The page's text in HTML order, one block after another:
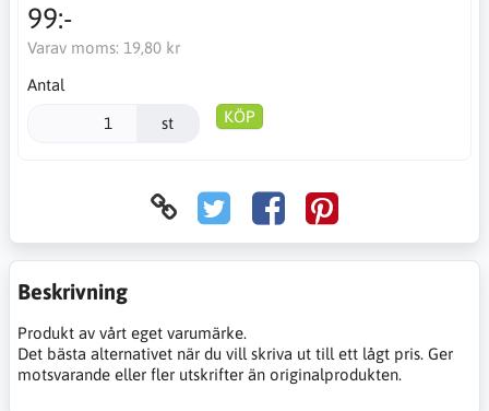
99:-
Varav moms: 19,80 kr
Antal
st KÖP
Beskrivning
Produkt av vårt eget varumärke.
Det bästa alternativet när du vill skriva ut till ett lågt pris. Ger
motsvarande eller fler utskrifter än originalprodukten.